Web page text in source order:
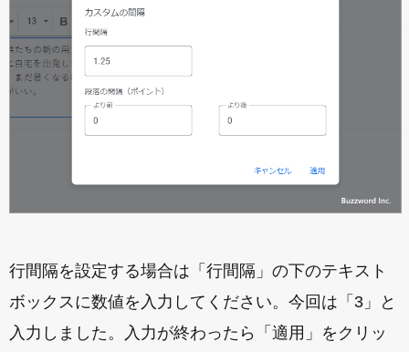
行間隔を設定する場合は「行間隔」の下のテキスト
ボックスに数値を入力してください。今回は「3」と
入力しました。入力が終わったら「適用」をクリッ